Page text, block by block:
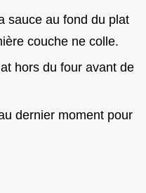
sauce au fond du plat
couche ne colle.
hors du four avant de
dernier moment pour